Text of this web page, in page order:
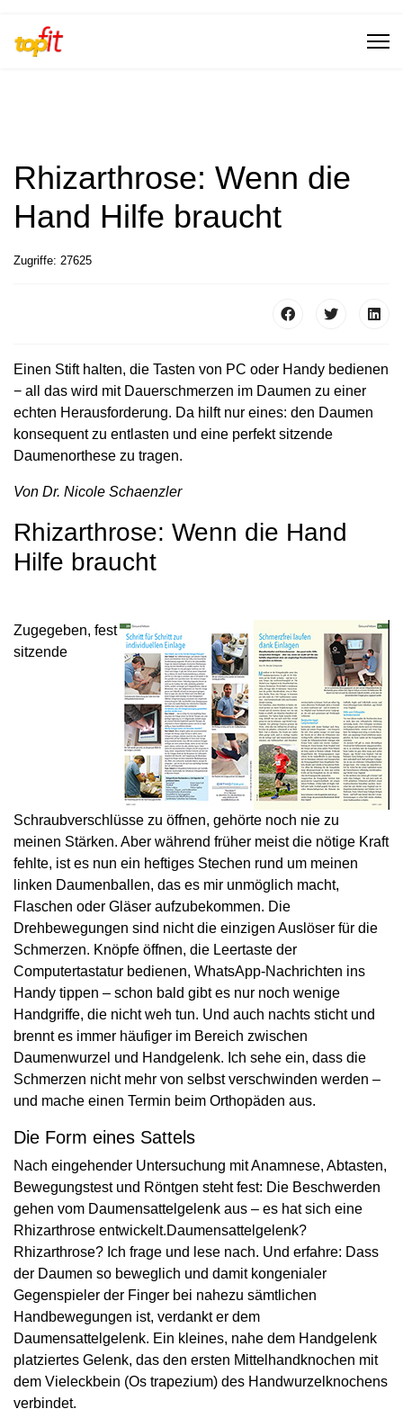
Rhizarthrose: Wenn die
Hand Hilfe braucht
Zugriffe: 27625
Einen Stift halten, die Tasten von PC oder Handy bedienen
− all das wird mit Dauerschmerzen im Daumen zu einer
echten Herausforderung. Da hilft nur eines: den Daumen
konsequent zu entlasten und eine perfekt sitzende
Daumenorthese zu tragen.
Von Dr. Nicole Schaenzler
Rhizarthrose: Wenn die Hand
Hilfe braucht
Zugegeben, fest
sitzende
Schraubverschlüsse zu öffnen, gehörte noch nie zu
meinen Stärken. Aber während früher meist die nötige Kraft
fehlte, ist es nun ein heftiges Stechen rund um meinen
linken Daumenballen, das es mir unmöglich macht,
Flaschen oder Gläser aufzubekommen. Die
Drehbewegungen sind nicht die einzigen Auslöser für die
Schmerzen. Knöpfe öffnen, die Leertaste der
Computertastatur bedienen, WhatsApp-Nachrichten ins
Handy tippen – schon bald gibt es nur noch wenige
Handgriffe, die nicht weh tun. Und auch nachts sticht und
brennt es immer häufiger im Bereich zwischen
Daumenwurzel und Handgelenk. Ich sehe ein, dass die
Schmerzen nicht mehr von selbst verschwinden werden –
und mache einen Termin beim Orthopäden aus.
Die Form eines Sattels
Nach eingehender Untersuchung mit Anamnese, Abtasten,
Bewegungstest und Röntgen steht fest: Die Beschwerden
gehen vom Daumensattelgelenk aus – es hat sich eine
Rhizarthrose entwickelt.Daumensattelgelenk?
Rhizarthrose? Ich frage und lese nach. Und erfahre: Dass
der Daumen so beweglich und damit kongenialer
Gegenspieler der Finger bei nahezu sämtlichen
Handbewegungen ist, verdankt er dem
Daumensattelgelenk. Ein kleines, nahe dem Handgelenk
platziertes Gelenk, das den ersten Mittelhandknochen mit
dem Vieleckbein (Os trapezium) des Handwurzelknochens
verbindet.